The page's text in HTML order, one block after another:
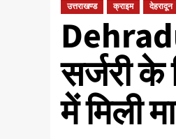
उत्तराखण्ड क्राइम देहरादून
सर्जरी
में मिली